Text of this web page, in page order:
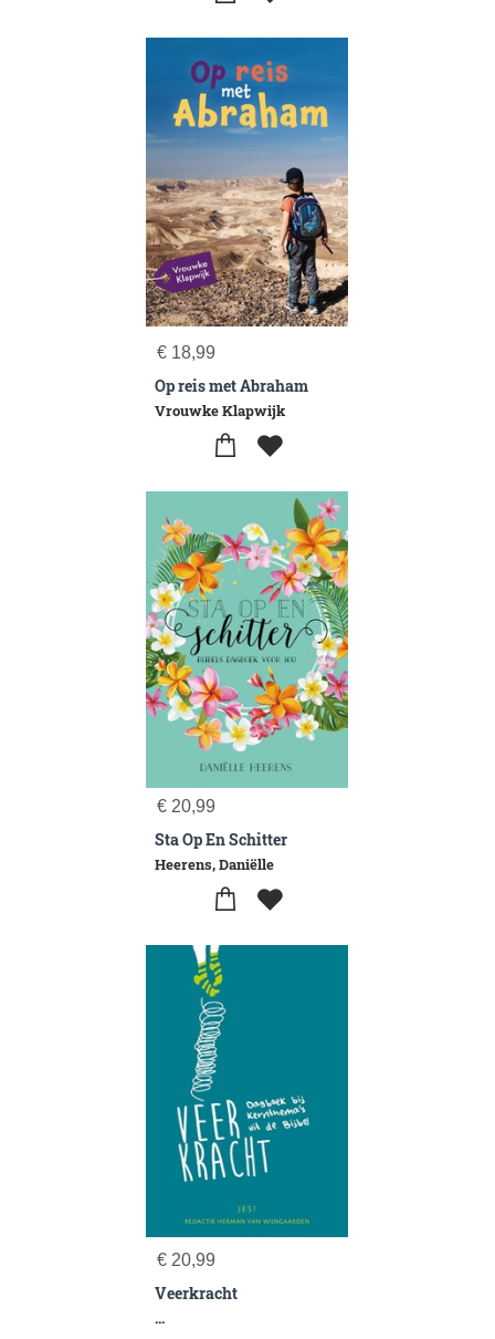
€ 18,99
Op reis met Abraham
Vrouwke Klapwijk
€ 20,99
Sta Op En Schitter
Heerens, Daniëlle
€ 20,99
Veerkracht
...